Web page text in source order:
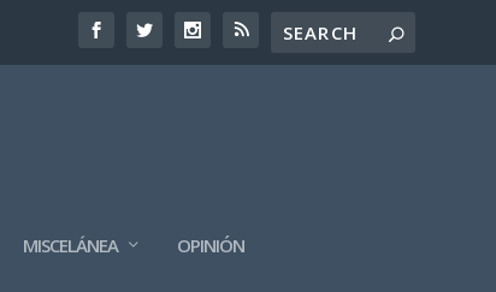
MISCELÁNEA OPINIÓN